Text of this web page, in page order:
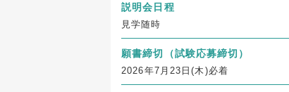
説明会日程
見学随時
願書締切 （試験応募締切）
2026年7月23日(木)必着